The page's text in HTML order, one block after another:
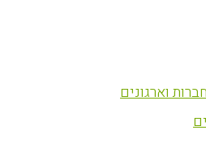
וארגונים